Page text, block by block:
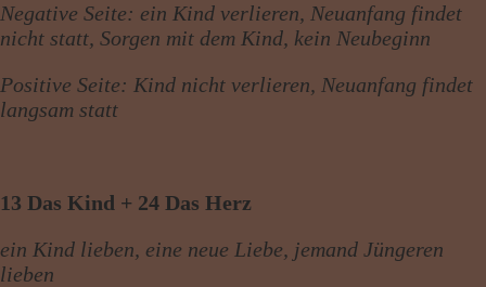
Negative Seite: ein Kind verlieren, Neuanfang findet
nicht statt, Sorgen mit dem Kind, kein Neubeginn
Positive Seite: Kind nicht verlieren, Neuanfang findet
langsam statt
13 Das Kind + 24 Das Herz
ein Kind lieben, eine neue Liebe, jemand Jüngeren
lieben